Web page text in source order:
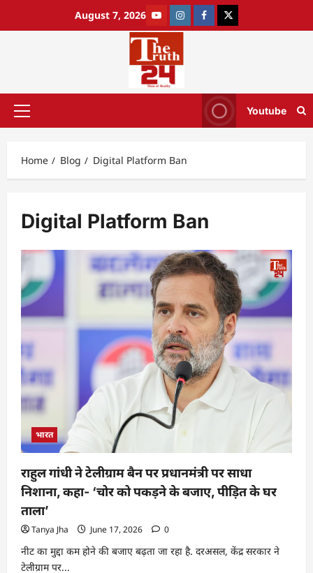
August 7, 2026
Youtube
Home Blog Digital Platform Ban
Digital Platform Ban
भारत
राहुल गांधी ने टेलीग्राम बैन पर प्रधानमंत्री पर साधा
निशाना, कहा- ‘चोर को पकड़ने के बजाए, पीड़ित के घर
ताला’
Tanya Jha June 17, 2026 0
नीट का मुद्दा कम होने की बजाए बढ़ता जा रहा है. दरअसल, केंद्र सरकार ने
टेलीग्राम पर...